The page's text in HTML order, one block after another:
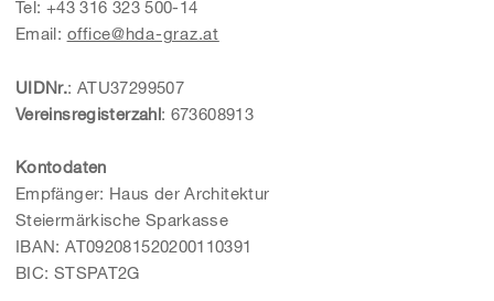
Tel: +43 316 323 500-14
Email: office@hda-graz.at
UIDNr.: ATU37299507
Vereinsregisterzahl: 673608913
Kontodaten
Empfänger: Haus der Architektur
Steiermärkische Sparkasse
IBAN: AT092081520200110391
BIC: STSPAT2G